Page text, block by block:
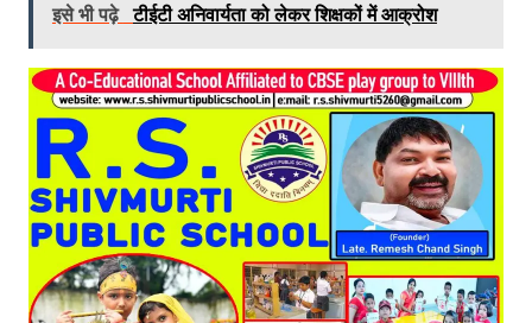
इसे भी पढ़े टीईटी अनिवार्यता को लेकर शिक्षकों में आक्रोश